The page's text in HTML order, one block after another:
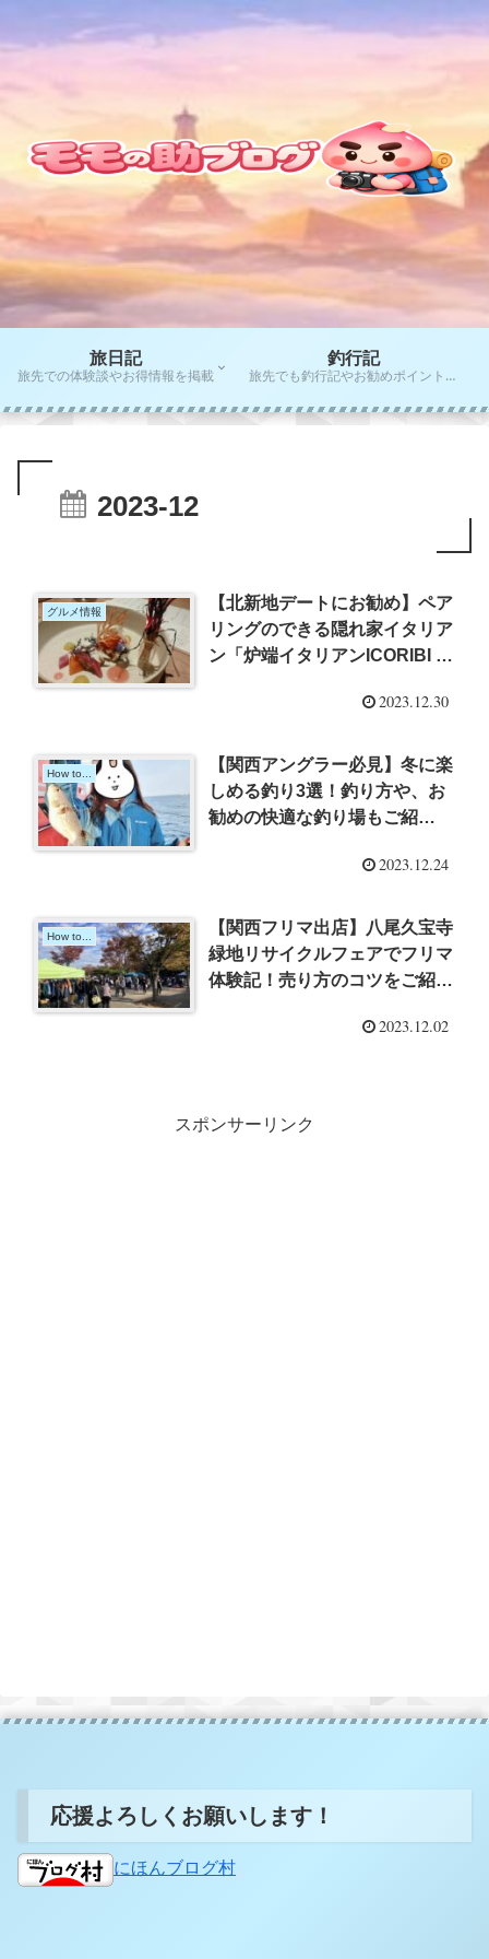
旅日記
旅先での体験談やお得情報を掲載
釣行記
旅先でも釣行記やお勧めポイントをご紹介！！
2023-12
グルメ情報
【北新地デートにお勧め】ペア
リングのできる隠れ家イタリア
ン「炉端イタリアンICORIBI 堂
2023.12.30
How to...
【関西アングラー必見】冬に楽
しめる釣り3選！釣り方や、お
勧めの快適な釣り場もご紹
2023.12.24
How to...
【関西フリマ出店】八尾久宝寺
緑地リサイクルフェアでフリマ
体験記！売り方のコツをご紹
2023.12.02
スポンサーリンク
応援よろしくお願いします！
にほんブログ村